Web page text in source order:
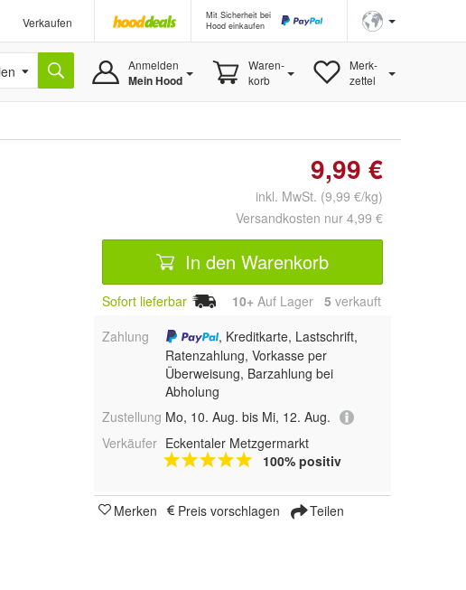
Verkaufen
Mit Sicherheit bei
Hood einkaufen
Anmelden
Mein Hood
Waren-
korb
Merk-
zettel
9,99 €
inkl. MwSt. (9,99 €/kg)
Versandkosten nur 4,99 €
In den Warenkorb
Sofort lieferbar 10+ Auf Lager 5 verkauft
Zahlung
, Kreditkarte, Lastschrift,
Ratenzahlung, Vorkasse per
Überweisung, Barzahlung bei
Abholung
Zustellung Mo, 10. Aug. bis Mi, 12. Aug.
Verkäufer Eckentaler Metzgermarkt
100% positiv
Merken Preis vorschlagen Teilen